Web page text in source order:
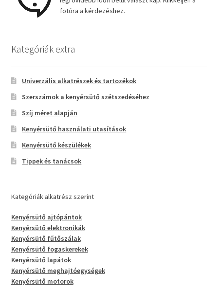
fotóra a kérdezéshez.
Kategóriák extra
Univerzális alkatrészek és tartozékok
Szerszámok a kenyérsütő szétszedéséhez
Szíj méret alapján
Kenyérsütő használati utasítások
Kenyérsütő készülékek
Tippek és tanácsok
Kategóriák alkatrész szerint
Kenyérsütő ajtópántok
Kenyérsütő elektronikák
Kenyérsütő fűtőszálak
Kenyérsütő fogaskerekek
Kenyérsütő lapátok
Kenyérsütő meghajtóegységek
Kenyérsütő motorok